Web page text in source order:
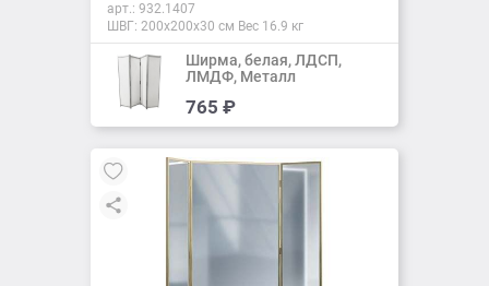
арт.: 932.1407
ШВГ: 200х200х30 см Вес 16.9 кг
Добавить
Добавлено
Ширма, белая, ЛДСП,
ЛМДФ, Металл
765 ₽